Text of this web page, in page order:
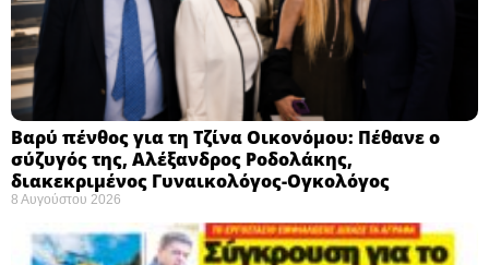
Βαρύ πένθος για τη Τζίνα Οικονόμου: Πέθανε ο
σύζυγός της, Αλέξανδρος Ροδολάκης,
διακεκριμένος Γυναικολόγος-Ογκολόγος
8 Αυγούστου 2026